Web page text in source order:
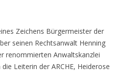
Zeichens Bürgermeister der
seinen Rechtsanwalt Henning
renommierten Anwaltskanzlei
Leiterin der ARCHE, Heiderose